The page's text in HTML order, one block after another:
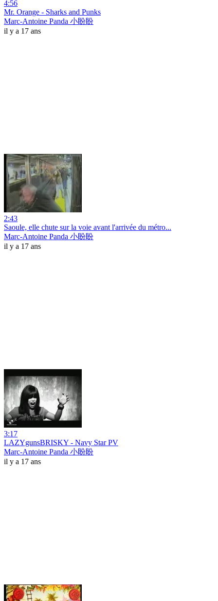
4:56
Mr. Orange - Sharks and Punks
Marc-Antoine Panda 小盼盼
il y a 17 ans
2:43
Saoule, elle chute sur la voie avant l'arrivée du métro...
Marc-Antoine Panda 小盼盼
il y a 17 ans
3:17
LAZYgunsBRISKY - Navy Star PV
Marc-Antoine Panda 小盼盼
il y a 17 ans